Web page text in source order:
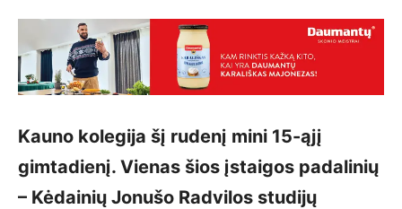
Kauno kolegija šį rudenį mini 15-ąjį
gimtadienį. Vienas šios įstaigos padalinių
– Kėdainių Jonušo Radvilos studijų